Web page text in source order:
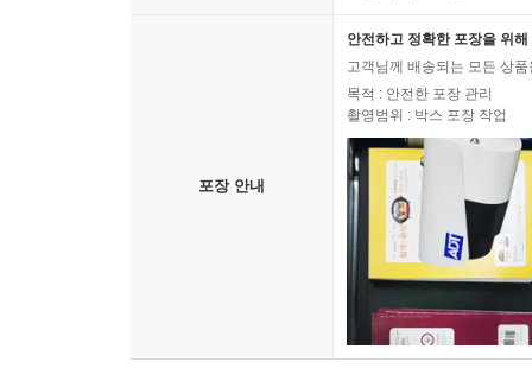
포장 안내
안전하고 정확한 포장을 위
고객님께 배송되는 모든 상
목적 : 안전한 포장 관리
촬영범위 : 박스 포장 작업